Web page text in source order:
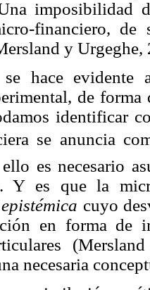
imposibilidad
financiero,
y Urgeghe,
se hace evidente
de forma
identificar
se anuncia
es necesario
Y es que la
cuyo
en forma de
necesaria